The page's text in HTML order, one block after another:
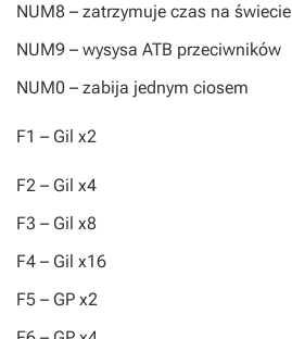
NUM8 – zatrzymuje czas na świecie
NUM9 – wysysa ATB przeciwników
NUM0 – zabija jednym ciosem
F1 – Gil x2
F2 – Gil x4
F3 – Gil x8
F4 – Gil x16
F5 – GP x2